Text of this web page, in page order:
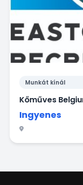
Munkát kínál
Kőműves
Ingyenes